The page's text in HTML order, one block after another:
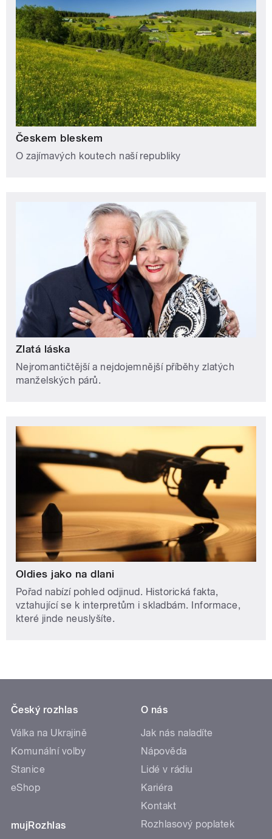
Českem bleskem
O zajímavých koutech naší republiky
Zlatá láska
Nejromantičtější a nejdojemnější příběhy zlatých
manželských párů.
Oldies jako na dlani
Pořad nabízí pohled odjinud. Historická fakta,
vztahující se k interpretům i skladbám. Informace,
které jinde neuslyšíte.
Český rozhlas
Válka na Ukrajině
Komunální volby
Stanice
eShop
mujRozhlas
O nás
Jak nás naladíte
Nápověda
Lidé v rádiu
Kariéra
Kontakt
Rozhlasový poplatek